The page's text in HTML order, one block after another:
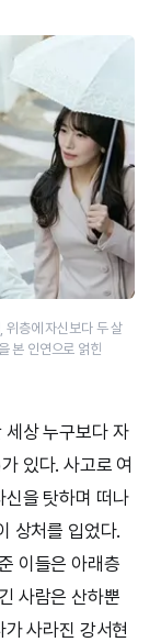
위층에 자신보다 두 살
본 인연으로 얽힌
상 누구보다 자
있다. 사고로 여
을 탓하며 떠나
상처를 입었다.
이들은 아래층
사람은 산하뿐
사라진 강서현